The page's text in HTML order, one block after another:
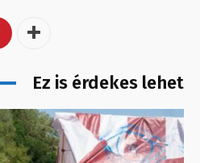
Ez is érdekes lehet